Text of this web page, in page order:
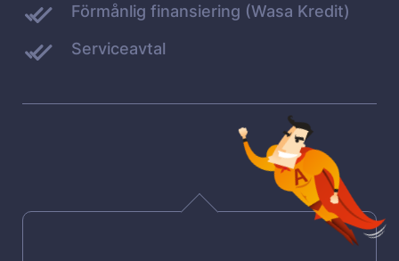
Förmånlig finansiering (Wasa Kredit)
Serviceavtal